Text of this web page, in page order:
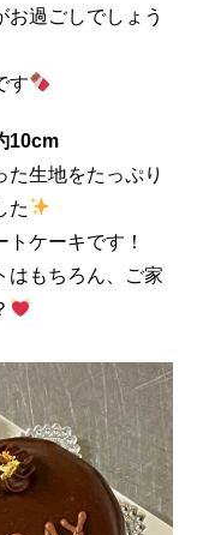
お過ごしでしょう
す
10cm
た生地をたっぷり
た
ケーキです！
はもちろん、ご家